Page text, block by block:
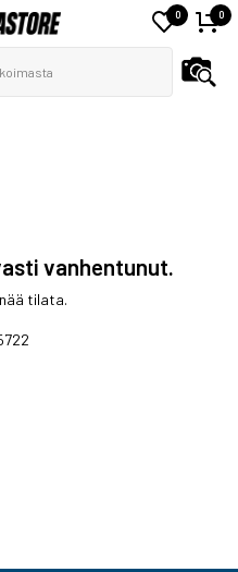
0 0
vanhentunut.
tilata.